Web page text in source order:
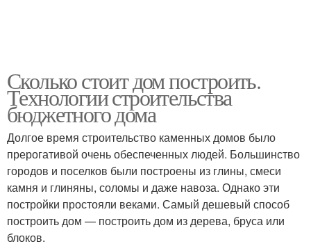
Сколько стоит дом построить.
Технологии строительства
бюджетного дома
Долгое время строительство каменных домов было
прерогативой очень обеспеченных людей. Большинство
городов и поселков были построены из глины, смеси
камня и глиняны, соломы и даже навоза. Однако эти
постройки простояли веками. Самый дешевый способ
построить дом — построить дом из дерева, бруса или
блоков.